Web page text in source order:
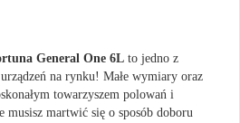
General One 6L to jedno z
na rynku! Małe wymiary oraz
towarzyszem polowań i
musisz martwić się o sposób doboru